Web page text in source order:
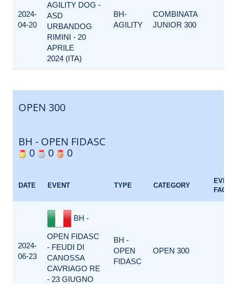
2024-
04-20
AGILITY DOG -
ASD
URBANDOG
RIMINI - 20
APRILE
2024 (ITA)
BH-
AGILITY
COMBINATA
JUNIOR 300
OPEN 300
BH - OPEN FIDASC
0
0 0
DATE EVENT TYPE CATEGORY
2024-
06-23
BH -
OPEN FIDASC
- FEUDI DI
CANOSSA
CAVRIAGO RE
- 23 GIUGNO
BH -
OPEN
FIDASC
OPEN 300